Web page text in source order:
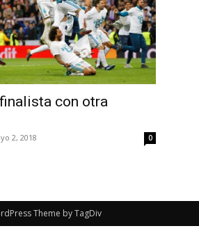
con otra
2, 2018 0
Theme by TagDiv